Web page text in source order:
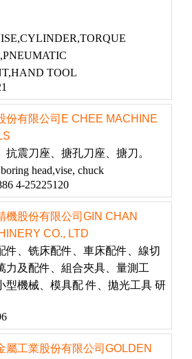
TOOL
份有限公司E CHEE MACHINE
抗震刀座、搪孔刀座、搪刀。
head,vise, chuck
4-25225120
機股份有限公司GIN CHAN
CO., LTD
件、铣床配件、車床配件、線切
力及配件、組合夾具、量測工
型機械、模具配 件、拋光工具 研
屬工業股份有限公司GOLDEN